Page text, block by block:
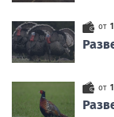
от
от